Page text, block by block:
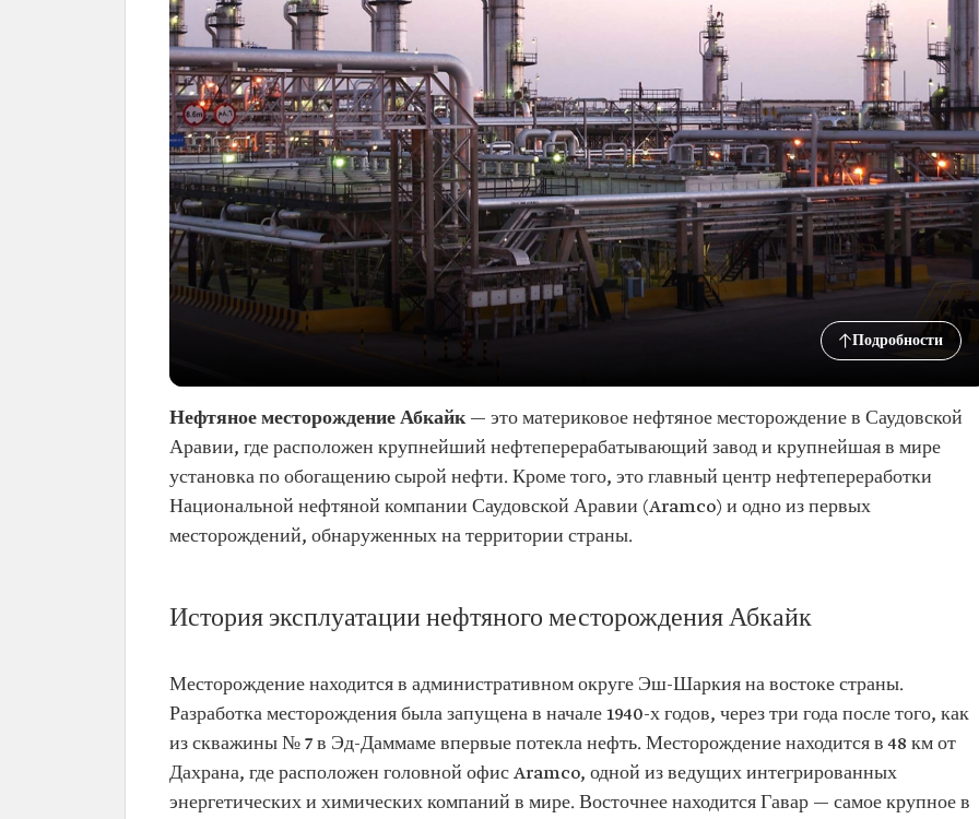
Подробности
Нефтяное месторождение Абкайк— это материковое нефтяное месторождение в Саудовской
Аравии, где расположен крупнейший нефтеперерабатывающий завод и крупнейшая в мире
установка по обогащению сырой нефти. Кроме того, это главный центр нефтепереработки
Национальной нефтяной компании Саудовской Аравии (Aramco) и одно из первых
месторождений, обнаруженных на территории страны.
История эксплуатации нефтяного месторождения Абкайк
Месторождение находится в административном округе Эш-Шаркия на востоке страны.
Разработка месторождения была запущена в начале 1940-х годов, через три года после того, как
из скважины № 7 в Эд-Даммаме впервые потекла нефть. Месторождение находится в 48 км от
Дахрана, где расположен головной офис Aramco, одной из ведущих интегрированных
энергетических и химических компаний в мире. Восточнее находится Гавар — самое крупное в